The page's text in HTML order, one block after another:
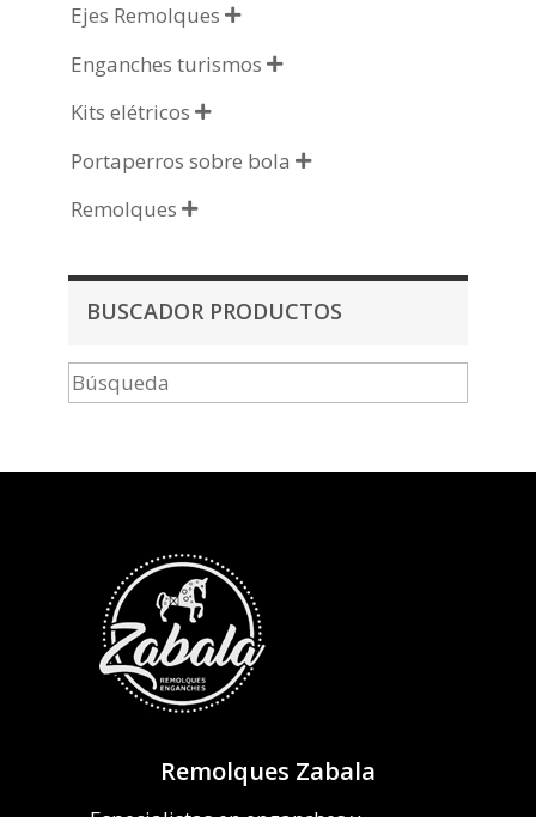
Ejes Remolques 
Enganches turismos 
Kits elétricos 
Portaperros sobre bola 
Remolques 
BUSCADOR PRODUCTOS
Remolques Zabala